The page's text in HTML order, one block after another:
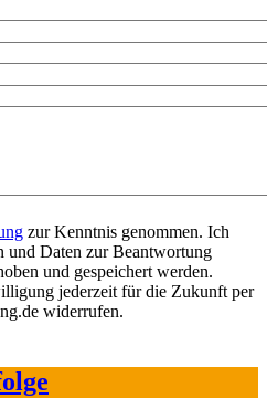
zur Kenntnis genommen. Ich
und Daten zur Beantwortung
und gespeichert werden.
jederzeit für die Zukunft per
widerrufen.